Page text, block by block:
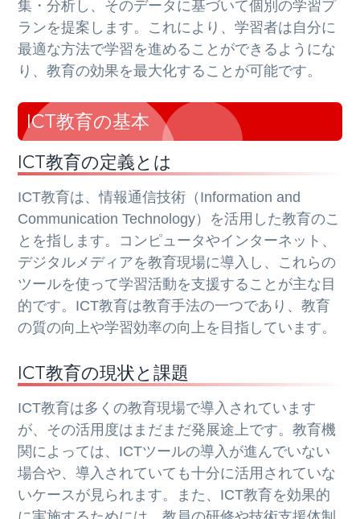
集・分析し、そのデータに基づいて個別の学習プ
ランを提案します。これにより、学習者は自分に
最適な方法で学習を進めることができるようにな
り、教育の効果を最大化することが可能です。
ICT教育の基本
ICT教育の定義とは
ICT教育は、情報通信技術（Information and
Communication Technology）を活用した教育のこ
とを指します。コンピュータやインターネット、
デジタルメディアを教育現場に導入し、これらの
ツールを使って学習活動を支援することが主な目
的です。ICT教育は教育手法の一つであり、教育
の質の向上や学習効率の向上を目指しています。
ICT教育の現状と課題
ICT教育は多くの教育現場で導入されています
が、その活用度はまだまだ発展途上です。教育機
関によっては、ICTツールの導入が進んでいない
場合や、導入されていても十分に活用されていな
いケースが見られます。また、ICT教育を効果的